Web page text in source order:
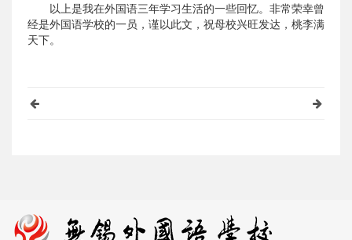
以上是我在外国语三年学习生活的一些回忆。非常荣幸曾
经是外国语学校的一员，谨以此文，祝母校兴旺发达，桃李满
天下。